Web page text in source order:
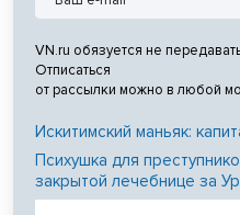
VN.ru обязуется не
Отписаться
от рассылки можно в любой
Искитимский маньяк:
Психушка для
закрытой лечебнице за